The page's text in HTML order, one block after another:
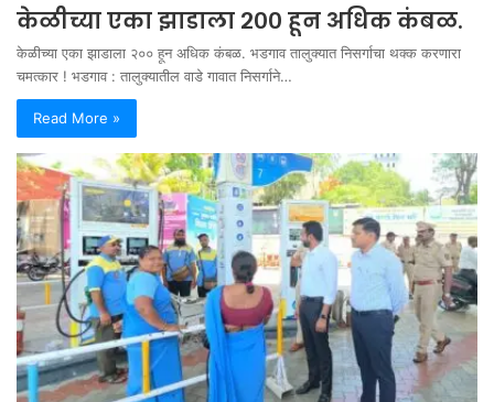
केळीच्या एका झाडाला २०० हून अधिक कंबळ.
केळीच्या एका झाडाला २०० हून अधिक कंबळ. भडगाव तालुक्यात निसर्गाचा थक्क करणारा
चमत्कार ! भडगाव : तालुक्यातील वाडे गावात निसर्गाने…
Read More »